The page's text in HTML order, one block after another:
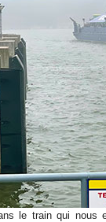
le train qui nous